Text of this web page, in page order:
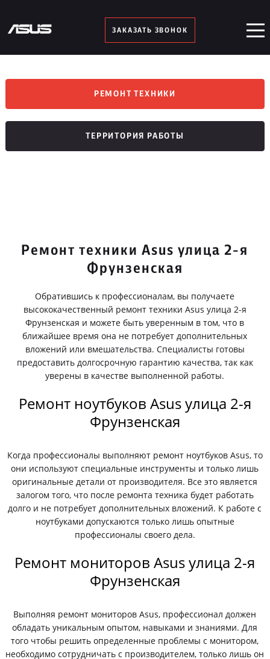
ЗАКАЗАТЬ ЗВОНОК
РЕМОНТ ТЕХНИКИ
ТЕРРИТОРИЯ РАБОТЫ
Ремонт техники Asus улица 2-я
Фрунзенская
Обратившись к профессионалам, вы получаете
высококачественный ремонт техники Asus улица 2-я
Фрунзенская и можете быть уверенным в том, что в
ближайшее время она не потребует дополнительных
вложений или вмешательства. Специалисты готовы
предоставить долгосрочную гарантию качества, так как
уверены в качестве выполненной работы.
Ремонт ноутбуков Asus улица 2-я
Фрунзенская
Когда профессионалы выполняют ремонт ноутбуков Asus, то
они используют специальные инструменты и только лишь
оригинальные детали от производителя. Все это является
залогом того, что после ремонта техника будет работать
долго и не потребует дополнительных вложений. К работе с
ноутбуками допускаются только лишь опытные
профессионалы своего дела.
Ремонт мониторов Asus улица 2-я
Фрунзенская
Выполняя ремонт мониторов Asus, профессионал должен
обладать уникальным опытом, навыками и знаниями. Для
того чтобы решить определенные проблемы с монитором,
необходимо сотрудничать с производителем, только лишь он